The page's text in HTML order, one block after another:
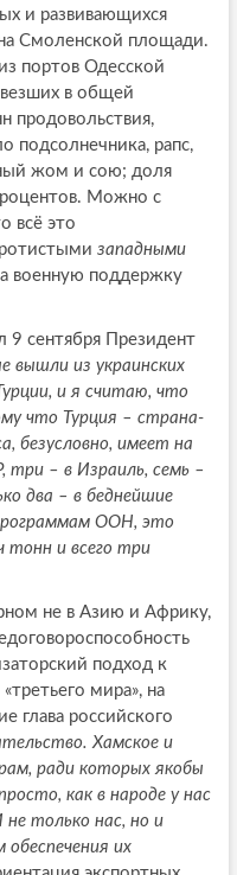
и развивающихся
Смоленской площади.
портов Одесской
в общей
продовольствия,
подсолнечника, рапс,
жом и сою; доля
Можно с
всё это
западными
военную поддержку
9 сентября Президент
вышли из украинских
и я считаю, что
что Турция – страна-
безусловно, имеет на
три – в Израиль, семь –
два – в беднейшие
ООН, это
и всего три
не в Азию и Африку,
подход к
мира», на
глава российского
Хамское и
ради которых якобы
как в народе у нас
не только нас, но и
их